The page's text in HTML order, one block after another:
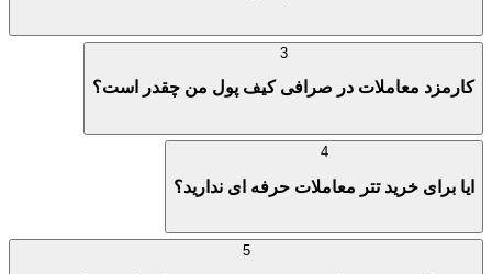
کارمزد معاملات در صرافی کیف پول من چقدر است؟
ایا برای خرید تتر معاملات حرفه ای ندارید؟